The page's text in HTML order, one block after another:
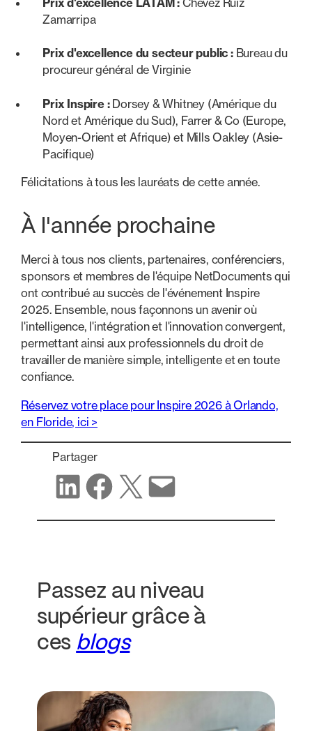
Zamarripa
Prix d'excellence du secteur public :Bureau du
procureur général de Virginie
Prix Inspire :Dorsey & Whitney (Amérique du
Nord et Amérique du Sud), Farrer & Co (Europe,
Moyen-Orient et Afrique) et Mills Oakley (Asie-
Pacifique)
Félicitations à tous les lauréats de cette année.
À l'année prochaine
Merci à tous nos clients, partenaires, conférenciers,
sponsors et membres de l'équipe NetDocuments qui
ont contribué au succès de l'événement Inspire
2025. Ensemble, nous façonnons un avenir où
l'intelligence, l'intégration et l'innovation convergent,
permettant ainsi aux professionnels du droit de
travailler de manière simple, intelligente et en toute
confiance.
Réservez votre place pour Inspire 2026 à Orlando,
en Floride, ici >
Partager
Partager sur LinkedIn
Partager sur Facebook
Partager sur X Partager par e-mail
Passez au niveau
supérieur grâce à
ces blogs